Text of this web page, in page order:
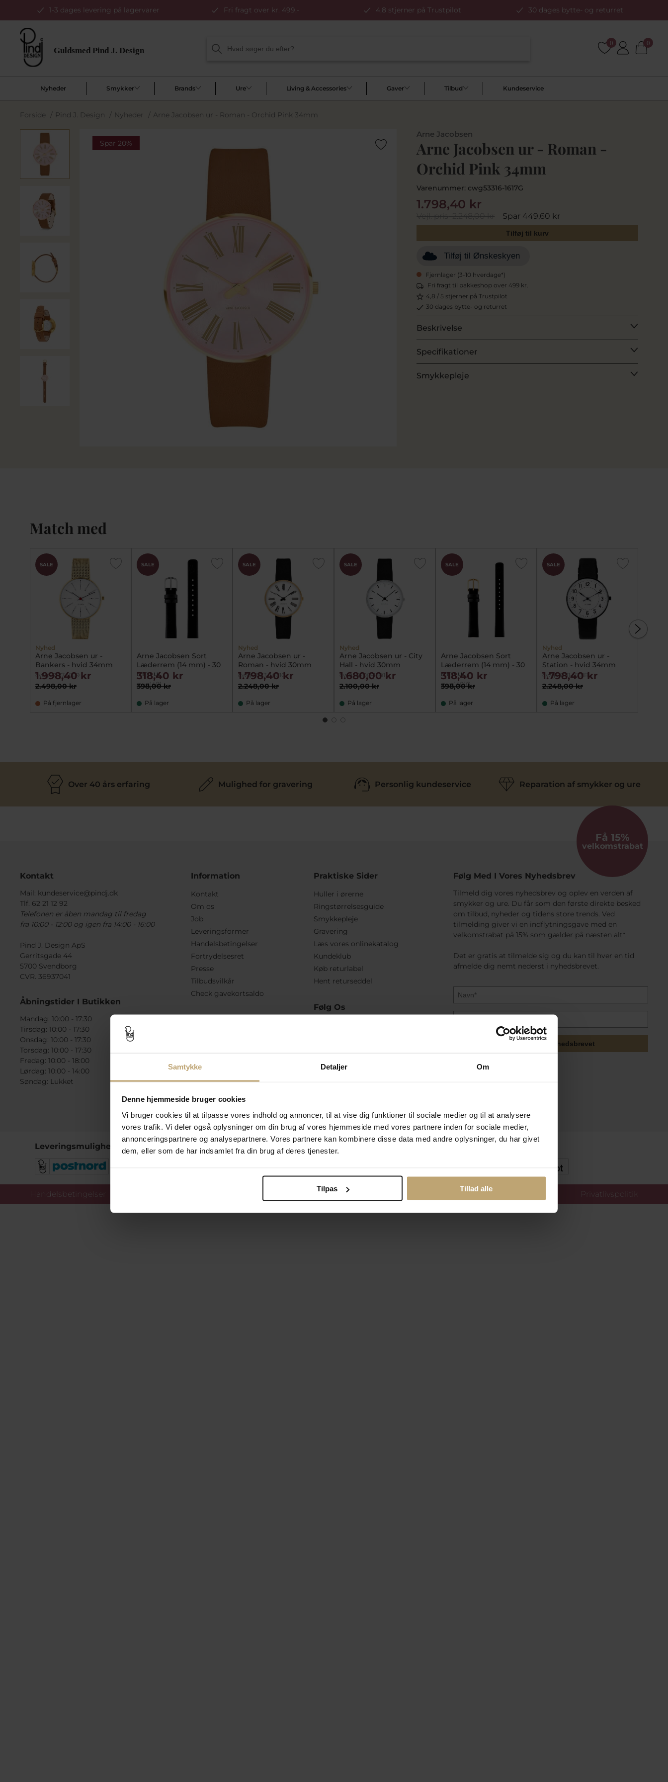
Samtykke Detaljer Om
Denne hjemmeside bruger cookies
Vi bruger cookies til at tilpasse vores indhold og annoncer, til at vise dig funktioner til sociale medier og til at analysere
vores trafik. Vi deler også oplysninger om din brug af vores hjemmeside med vores partnere inden for sociale medier,
annonceringspartnere og analysepartnere. Vores partnere kan kombinere disse data med andre oplysninger, du har givet
dem, eller som de har indsamlet fra din brug af deres tjenester.
Tilpas Tillad alle
1-3 dages levering på lagervarer Fri fragt over kr. 499,- 4,8 stjerner på Trustpilot 30 dages bytte- og returret
0 0
Nyheder Smykker Brands Ure Living & Accessories Gaver Tilbud Kundeservice
Forside / Pind J. Design / Nyheder / Arne Jacobsen ur - Roman - Orchid Pink 34mm
Spar 20%
Arne Jacobsen
Arne Jacobsen ur - Roman -
Orchid Pink 34mm
Varenummer: cwg53316-1617G
Vejl. pris2.248,00 kr Spar 449,60 kr
1.798,40 kr
Tilføj til kurv
Tilføj til Ønskeskyen
Fjernlager (3-10 hverdage*)
Fri fragt til pakkeshop over 499 kr.
4,8 / 5 stjerner på Trustpilot
30 dages bytte- og returret
Beskrivelse
Specifikationer
Smykkepleje
Match med
SALE
Nyhed
Arne Jacobsen ur -
Bankers - hvid 34mm
cwg53107-1609
2.498,00 kr
1.998,40 kr
På fjernlager
SALE
Arne Jacobsen Sort
Læderrem (14 mm) - 30
mm ur
cwg1401
398,00 kr
318,40 kr
På lager
SALE
Nyhed
Arne Jacobsen ur -
Roman - hvid 30mm
cwg53313-1401G
2.248,00 kr
1.798,40 kr
På lager
SALE
Nyhed
Arne Jacobsen ur - City
Hall - hvid 30mm
cwg53200-1401
2.100,00 kr
1.680,00 kr
På lager
SALE
Arne Jacobsen Sort
Læderrem (14 mm) - 30
mm ur
cwg1401G
398,00 kr
318,40 kr
På lager
SALE
Nyhed
Arne Jacobsen ur -
Station - hvid 34mm
cwg53411-1601B
2.248,00 kr
1.798,40 kr
På lager
Over 40 års erfaring Mulighed for gravering Personlig kundeservice Reparation af smykker og ure
Kontakt
Mail: kundeservice@pindj.dk
Tlf. 62 21 12 92
Telefonen er åben mandag til fredag
fra 10:00 - 12:00 og igen fra 14:00 - 16:00
Pind J. Design ApS
Gerritsgade 44
5700 Svendborg
CVR. 36937041
Åbningstider I Butikken
Mandag: 10:00 - 17:30
Tirsdag: 10:00 - 17:30
Onsdag: 10:00 - 17:30
Torsdag: 10:00 - 17:30
Fredag: 10:00 - 18:00
Lørdag: 10:00 - 14:00
Søndag: Lukket
Information
Kontakt
Om os
Job
Leveringsformer
Handelsbetingelser
Fortrydelsesret
Presse
Tilbudsvilkår
Check gavekortsaldo
Praktiske Sider
Huller i ørerne
Ringstørrelsesguide
Smykkepleje
Gravering
Læs vores onlinekatalog
Kundeklub
Køb returlabel
Hent returseddel
Følg Os
Få 15%
velkomstrabat
Følg Med I Vores Nyhedsbrev
Tilmeld dig vores nyhedsbrev og oplev en verden af
smykker og ure. Du får som den første direkte besked
om tilbud, nyheder og tidens store trends. Ved
tilmelding giver vi en indflytningsgave med en
velkomstrabat på 15% som gælder på næsten alt*.
Det er gratis at tilmelde sig og du kan til hver en tid
afmelde dig nemt nederst i nyhedsbrevet.
Tilmeld mig nyhedsbrevet
Leveringsmuligheder Betalingsmuligheder Sikker Og Tryg E-Handel
Handelsbetingelser Ændr cookie-indstillinger Privatlivspolitik